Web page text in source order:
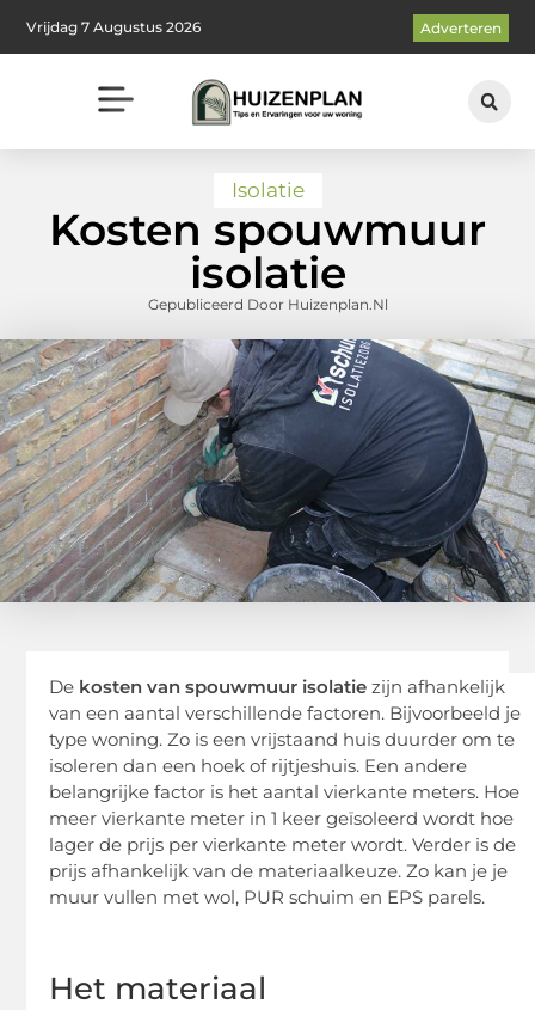
Vrijdag 7 Augustus 2026 Adverteren
Isolatie
Kosten spouwmuur
isolatie
Gepubliceerd Door Huizenplan.nl
De kosten van spouwmuur isolatie zijn afhankelijk
van een aantal verschillende factoren. Bijvoorbeeld je
type woning. Zo is een vrijstaand huis duurder om te
isoleren dan een hoek of rijtjeshuis. Een andere
belangrijke factor is het aantal vierkante meters. Hoe
meer vierkante meter in 1 keer geïsoleerd wordt hoe
lager de prijs per vierkante meter wordt. Verder is de
prijs afhankelijk van de materiaalkeuze. Zo kan je je
muur vullen met wol, PUR schuim en EPS parels.
Het materiaal